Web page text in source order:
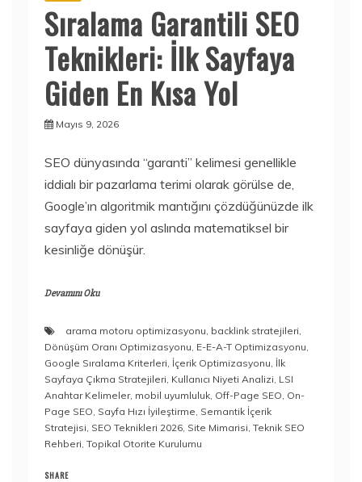
Sıralama Garantili SEO
Teknikleri: İlk Sayfaya
Giden En Kısa Yol
Mayıs 9, 2026
SEO dünyasında “garanti” kelimesi genellikle
iddialı bir pazarlama terimi olarak görülse de,
Google’ın algoritmik mantığını çözdüğünüzde ilk
sayfaya giden yol aslında matematiksel bir
kesinliğe dönüşür.
Devamını Oku
arama motoru optimizasyonu backlink stratejileri
Dönüşüm Oranı Optimizasyonu E-E-A-T Optimizasyonu
Google Sıralama Kriterleri İçerik Optimizasyonu İlk
Sayfaya Çıkma Stratejileri Kullanıcı Niyeti Analizi LSI
Anahtar Kelimeler, mobil uyumluluk Off-Page SEO On-
Page SEO Sayfa Hızı İyileştirme Semantik İçerik
Stratejisi SEO Teknikleri 2026 Site Mimarisi Teknik SEO
Rehberi Topikal Otorite Kurulumu
SHARE